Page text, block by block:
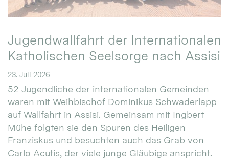
Jugendwallfahrt der Internationalen
Katholischen Seelsorge nach Assisi
23. Juli 2026
52 Jugendliche der internationalen Gemeinden
waren mit Weihbischof Dominikus Schwaderlapp
auf Wallfahrt in Assisi. Gemeinsam mit Ingbert
Mühe folgten sie den Spuren des Heiligen
Franziskus und besuchten auch das Grab von
Carlo Acutis, der viele junge Gläubige anspricht.